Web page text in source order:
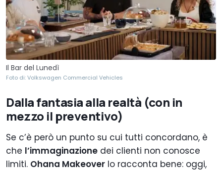
Il Bar del Lunedì
Foto di: Volkswagen Commercial Vehicles
Dalla fantasia alla realtà (con in
mezzo il preventivo)
Se c’è però un punto su cui tutti concordano, è
che l’immaginazione dei clienti non conosce
limiti. Ohana Makeover lo racconta bene: oggi,